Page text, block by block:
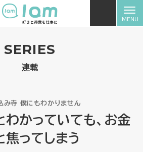
SERIES
連載
み寺 僕にもわかりません
かっていても、お金
ってしまう